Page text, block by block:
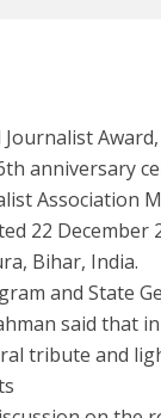
anniversary
Association
22 December
Bihar, India.
and State
said that
tribute and